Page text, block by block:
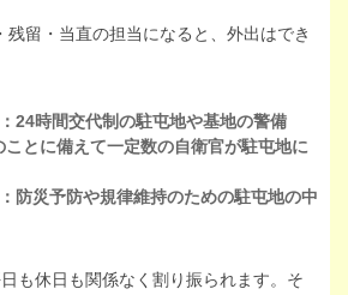
残留・当直の担当になると、外出はでき
24時間交代制の駐屯地や基地の警備
ことに備えて一定数の自衛官が駐屯地に
防災予防や規律維持のための駐屯地の中
も休日も関係なく割り振られます。そ